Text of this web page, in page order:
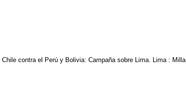
contra el Perú y Bolivia: Campaña sobre Lima. Lima : Milla